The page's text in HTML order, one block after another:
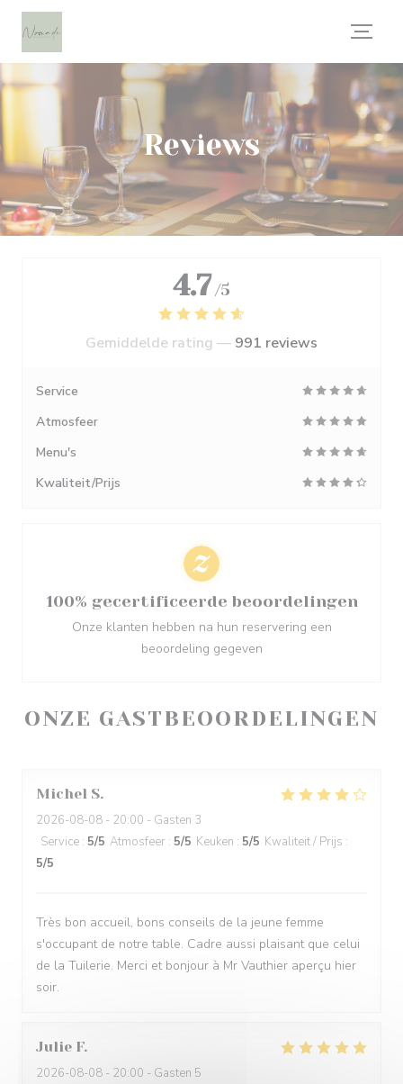
Cookies beheer paneel
Reviews
ONZE GASTBEOORDELINGEN
Michel S
2026-08-08 - 20:00 - Gasten 3
Service : 5/5 Atmosfeer : 5/5 Keuken : 5/5 Kwaliteit / Prijs :
5/5
Très bon accueil, bons conseils de la jeune femme
s'occupant de notre table. Cadre aussi plaisant que celui
de la Tuilerie. Merci et bonjour à Mr Vauthier aperçu hier
soir.
Julie F
2026-08-08 - 20:00 - Gasten 5
4.7 /5
Gemiddelde rating — 991 reviews
Service
Atmosfeer
Menu's
Kwaliteit/Prijs
100% gecertificeerde beoordelingen
Onze klanten hebben na hun reservering een
beoordeling gegeven